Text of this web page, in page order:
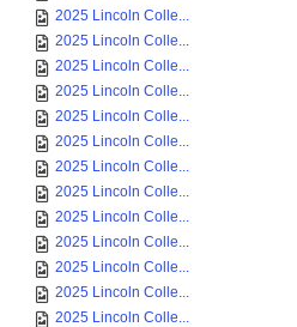
2025 Lincoln Colle...
2025 Lincoln Colle...
2025 Lincoln Colle...
2025 Lincoln Colle...
2025 Lincoln Colle...
2025 Lincoln Colle...
2025 Lincoln Colle...
2025 Lincoln Colle...
2025 Lincoln Colle...
2025 Lincoln Colle...
2025 Lincoln Colle...
2025 Lincoln Colle...
2025 Lincoln Colle...